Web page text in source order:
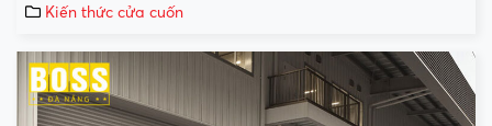
Kiến thức cửa cuốn